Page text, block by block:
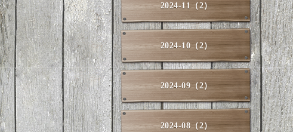
2024-11（2）
2024-10（2）
2024-09（2）
2024-08（2）